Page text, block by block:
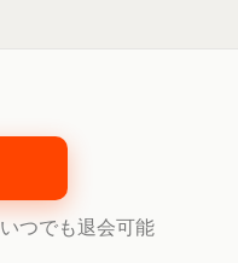
いつでも退会可能